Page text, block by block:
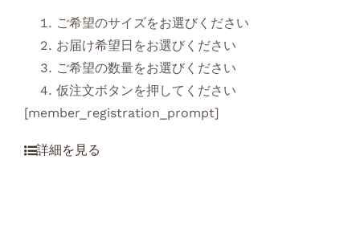
ご希望のサイズをお選びください
お届け希望日をお選びください
ご希望の数量をお選びください
仮注文ボタンを押してください
[member_registration_prompt]